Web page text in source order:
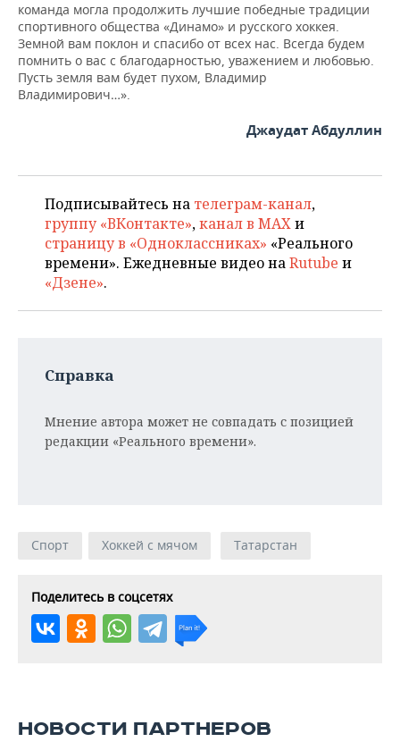
команда могла продолжить лучшие победные традиции
спортивного общества «Динамо» и русского хоккея.
Земной вам поклон и спасибо от всех нас. Всегда будем
помнить о вас с благодарностью, уважением и любовью.
Пусть земля вам будет пухом, Владимир
Владимирович…».
Джаудат Абдуллин
Подписывайтесь на телеграм-канал,
группу «ВКонтакте»,канал в MAXи
страницу в «Одноклассниках» «Реального
времени». Ежедневные видео наRutube и
«Дзене».
Справка
Мнение автора может не совпадать с позицией
редакции «Реального времени».
Спорт Хоккей с мячом Татарстан
Поделитесь в соцсетях
НОВОСТИ ПАРТНЕРОВ